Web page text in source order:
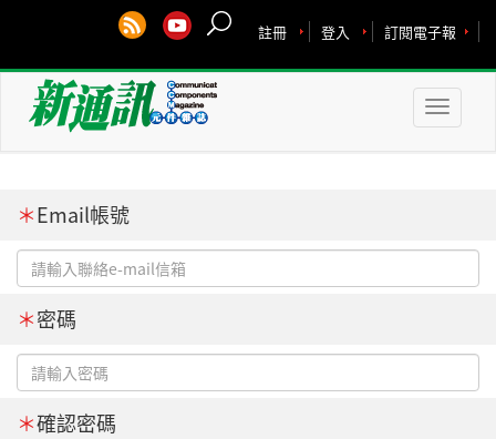
訂閱電子報
登入
註冊
Toggle
＊Email帳號
＊密碼
＊確認密碼